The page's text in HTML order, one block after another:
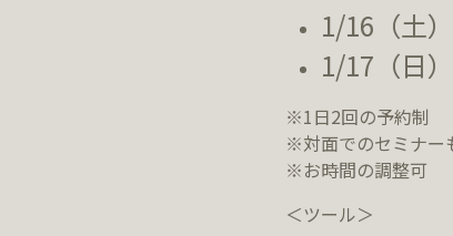
1/16（土
1/17（日
※1日2回の予約制
※対面でのセミナー
※お時間の調整可
＜ツール＞